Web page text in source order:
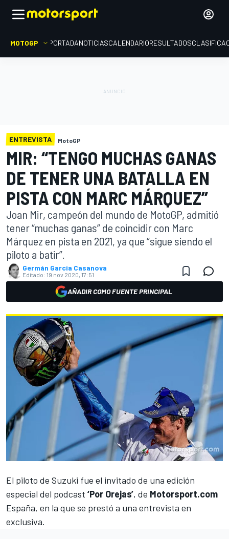
MOTOGP PORTADANOTICIASCALENDARIORESULTADOS
ENTREVISTA MotoGP
MIR: “TENGO MUCHAS GANAS
DE TENER UNA BATALLA EN
PISTA CON MARC MÁRQUEZ”
Joan Mir, campeón del mundo de MotoGP, admitió
tener “muchas ganas” de coincidir con Marc
Márquez en pista en 2021, ya que “sigue siendo el
piloto a batir”.
Germán Garcia Casanova
Editado: 19 nov 2020, 17:51
AÑADIR COMO FUENTE PRINCIPAL
El piloto de Suzuki fue el invitado de una edición
especial del podcast ‘Por Orejas’, de Motorsport.com
España, en la que se prestó a una entrevista en
exclusiva.